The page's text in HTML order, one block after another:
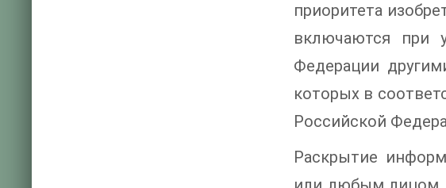
приоритета
включаются при
Федерации
которых в
Российской
Раскрытие